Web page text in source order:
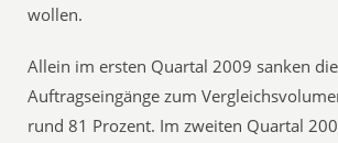
wollen.
Allein im ersten Quartal 2009 sanken die
Auftragseingänge zum
rund 81 Prozent. Im zweiten Quartal